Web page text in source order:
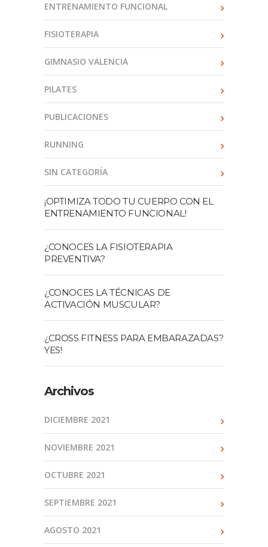
ENTRENAMIENTO FUNCIONAL
FISIOTERAPIA
GIMNASIO VALENCIA
PILATES
PUBLICACIONES
RUNNING
SIN CATEGORÍA
¡OPTIMIZA TODO TU CUERPO CON EL
ENTRENAMIENTO FUNCIONAL!
¿CONOCES LA FISIOTERAPIA
PREVENTIVA?
¿CONOCES LA TÉCNICAS DE
ACTIVACIÓN MUSCULAR?
¿CROSS FITNESS PARA EMBARAZADAS?
YES!
Archivos
DICIEMBRE 2021
NOVIEMBRE 2021
OCTUBRE 2021
SEPTIEMBRE 2021
AGOSTO 2021